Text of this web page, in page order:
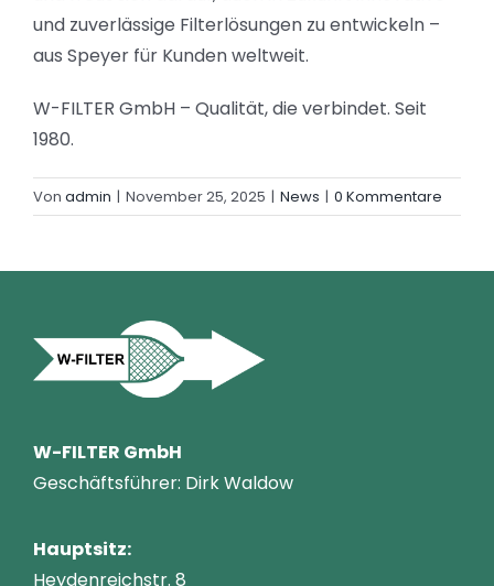
und zuverlässige Filterlösungen zu entwickeln –
aus Speyer für Kunden weltweit.
W-FILTER GmbH – Qualität, die verbindet. Seit
1980.
Von admin | November 25, 2025 | News | 0 Kommentare
W-FILTER GmbH
Geschäftsführer: Dirk Waldow
Hauptsitz:
Heydenreichstr. 8